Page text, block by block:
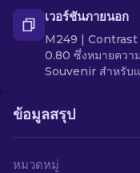
เวอร์ชันภายนอก
M249 | Contrast
0.80 ซึ่งหมายควา
Souvenir สำหรับ
ข้อมูลสรุป
หมวดหมู่